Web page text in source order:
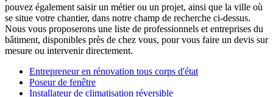
pouvez également saisir un métier ou un projet, ainsi que la ville où
se situe votre chantier, dans notre champ de recherche ci-dessus.
Nous vous proposerons une liste de professionnels et entreprises du
bâtiment, disponibles près de chez vous, pour vous faire un devis sur
mesure ou intervenir directement.
Entrepreneur en rénovation tous corps d'état
Poseur de fenêtre
Installateur de climatisation réversible